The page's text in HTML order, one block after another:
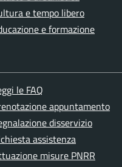
e tempo libero
e formazione
le FAQ
appuntamento
disservizio
assistenza
misure PNRR